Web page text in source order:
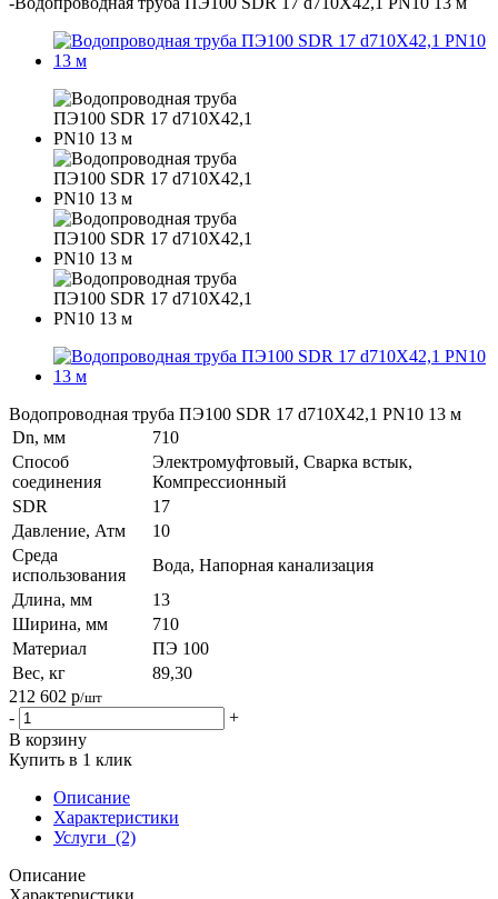
Водопроводная труба ПЭ100 SDR 17 d710Х42,1 PN10 13 м
Dn, мм
710
Способ
соединения
Электромуфтовый, Сварка встык,
Компрессионный
SDR
17
Давление, Атм
10
Среда
использования
Вода, Напорная канализация
Длина, мм
13
Ширина, мм
710
Материал
ПЭ 100
Вес, кг
89,30
212 602 р/шт
-
+
В корзину
Купить в 1 клик
Описание
Характеристики
Услуги (2)
Описание
Характеристики